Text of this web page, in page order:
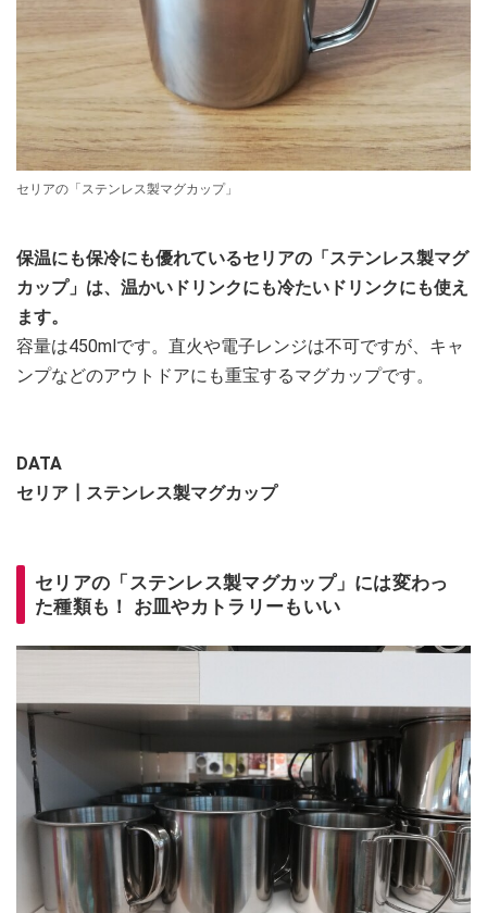
セリアの「ステンレス製マグカップ」
保温にも保冷にも優れているセリアの「ステンレス製マグ
カップ」は、温かいドリンクにも冷たいドリンクにも使え
ます。
容量は450mlです。直火や電子レンジは不可ですが、キャ
ンプなどのアウトドアにも重宝するマグカップです。
DATA
セリア┃ステンレス製マグカップ
セリアの「ステンレス製マグカップ」には変わっ
た種類も！ お皿やカトラリーもいい